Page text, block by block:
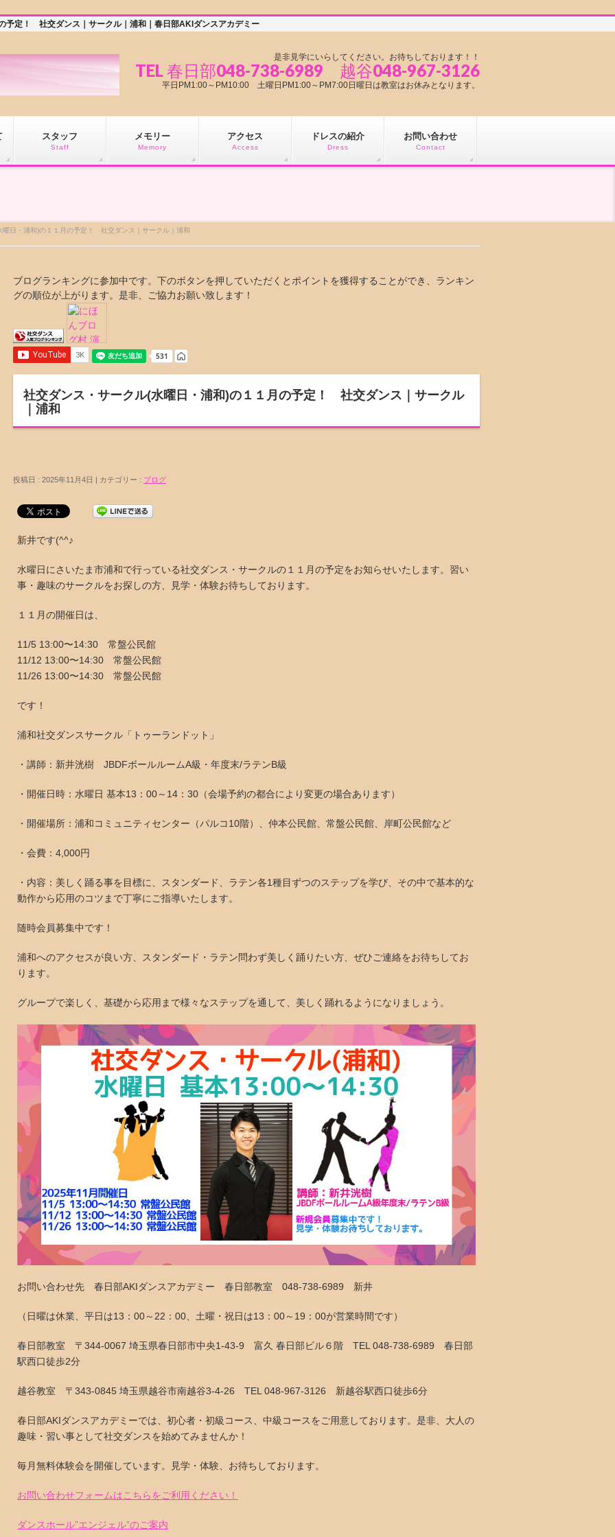
予定！ 社交ダンス｜サークル｜浦和｜春日部AKIダンスアカデミー
是非見学にいらしてください。お待ちしております！！
TEL 春日部048-738-6989 越谷048-967-3126
平日PM1:00～PM10:00 土曜日PM1:00～PM7:00日曜日は教室はお休みとなります。
スタッフ
Staff
メモリー
Memory
アクセス
Access
ドレスの紹介
Dress
お問い合わせ
Contact
曜日・浦和)の１１月の予定！ 社交ダンス｜サークル｜浦和
ブログランキングに参加中です。下のボタンを押していただくとポイントを獲得することができ、ランキン
グの順位が上がります。是非、ご協力お願い致します！
社交ダンス・サークル(水曜日・浦和)の１１月の予定！ 社交ダンス｜サークル
｜浦和
投稿日 : 2025年11月4日 | カテゴリー : ブログ
新井です(^^♪
水曜日にさいたま市浦和で行っている社交ダンス・サークルの１１月の予定をお知らせいたします。習い
事・趣味のサークルをお探しの方、見学・体験お待ちしております。
１１月の開催日は、
11/5 13:00〜14:30 常盤公民館
11/12 13:00〜14:30 常盤公民館
11/26 13:00〜14:30 常盤公民館
です！
浦和社交ダンスサークル「トゥーランドット」
・講師：新井洸樹 JBDFボールルームA級・年度末/ラテンB級
・開催日時：水曜日 基本13：00～14：30（会場予約の都合により変更の場合あります）
・開催場所：浦和コミュニティセンター（パルコ10階）、仲本公民館、常盤公民館、岸町公民館など
・会費：4,000円
・内容：美しく踊る事を目標に、スタンダード、ラテン各1種目ずつのステップを学び、その中で基本的な
動作から応用のコツまで丁寧にご指導いたします。
随時会員募集中です！
浦和へのアクセスが良い方、スタンダード・ラテン問わず美しく踊りたい方、ぜひご連絡をお待ちしてお
ります。
グループで楽しく、基礎から応用まで様々なステップを通して、美しく踊れるようになりましょう。
お問い合わせ先 春日部AKIダンスアカデミー 春日部教室 048-738-6989 新井
（日曜は休業、平日は13：00～22：00、土曜・祝日は13：00～19：00が営業時間です）
春日部教室 〒344-0067 埼玉県春日部市中央1-43-9 富久 春日部ビル６階 TEL 048-738-6989 春日部
駅西口徒歩2分
越谷教室 〒343-0845 埼玉県越谷市南越谷3-4-26 TEL 048-967-3126 新越谷駅西口徒歩6分
春日部AKIダンスアカデミーでは、初心者・初級コース、中級コースをご用意しております。是非、大人の
趣味・習い事として社交ダンスを始めてみませんか！
毎月無料体験会を開催しています。見学・体験、お待ちしております。
お問い合わせフォームはこちらをご利用ください！
ダンスホール”エンジェル”のご案内